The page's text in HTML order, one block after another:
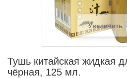
Увеличить
Тушь китайская жидкая
чёрная, 125 мл.